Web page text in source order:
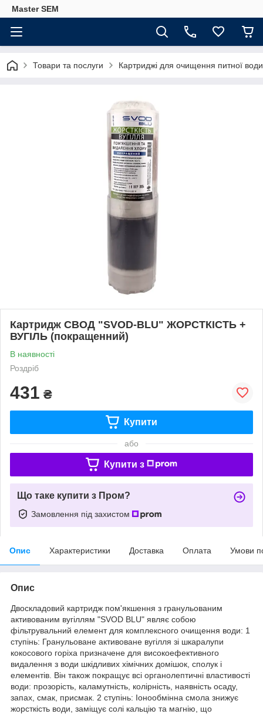
Master SEM
Товари та послуги Картриджі для очищення питної
Картридж СВОД "SVOD-BLU" ЖОРСТКІСТЬ +
ВУГІЛЬ (покращенний)
В наявності
Роздріб
431 ₴
Купити
або
Купити з
Що таке купити з Пром?
Замовлення під захистом
Опис Характеристики Доставка Оплата Умови
Опис
Двоскладовий картридж пом'якшення з гранульованим
активованим вугіллям "SVOD BLU" являє собою
фільтрувальний елемент для комплексного очищення води: 1
ступінь: Гранульоване активоване вугілля зі шкаралупи
кокосового горіха призначене для високоефективного
видалення з води шкідливих хімічних домішок, сполук і
елементів. Він також покращує всі органолептичні властивості
води: прозорість, каламутність, колірність, наявність осаду,
запах, смак, присмак. 2 ступінь: Іонообмінна смола знижує
жорсткість води, заміщує солі кальцію та магнію, що